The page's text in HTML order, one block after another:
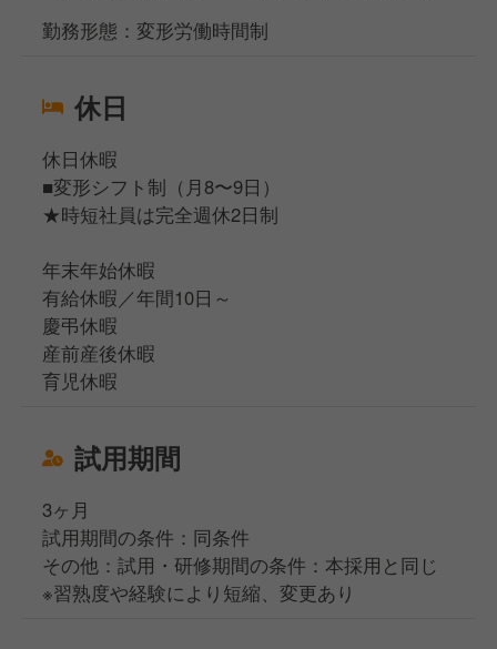
勤務形態：変形労働時間制
休日
休日休暇
■変形シフト制（月8〜9日）
★時短社員は完全週休2日制
年末年始休暇
有給休暇／年間10日～
慶弔休暇
産前産後休暇
育児休暇
試用期間
3ヶ月
試用期間の条件：同条件
その他：試用・研修期間の条件：本採用と同じ
※習熟度や経験により短縮、変更あり